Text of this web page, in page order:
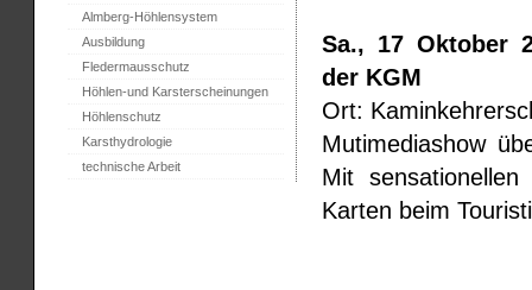
Sa., 17 Oktober
der KGM
Ort:
Mutimediashow
Mit
Karten beim
Almberg-Höhlensystem
Ausbildung
Fledermausschutz
Höhlen-und Karsterscheinungen
Höhlenschutz
Karsthydrologie
technische Arbeit